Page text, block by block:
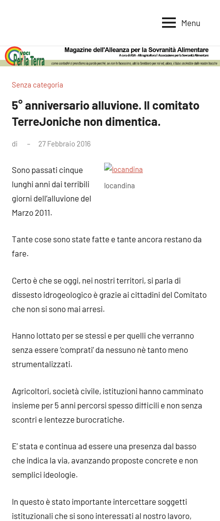
per
la
Terra
per
la
Alimentare
Menu
Senza categoria
5° anniversario alluvione. Il comitato
TerreJoniche non dimentica.
di 27 Febbraio 2016
locandina
Sono passati cinque
lunghi anni dai terribili
giorni dell’alluvione del
Marzo 2011.
Tante cose sono state fatte e tante ancora restano da
fare.
Certo è che se oggi, nei nostri territori, si parla di
dissesto idrogeologico è grazie ai cittadini del Comitato
che non si sono mai arresi.
Hanno lottato per se stessi e per quelli che verranno
senza essere ‘comprati’ da nessuno nè tanto meno
strumentalizzati.
Agricoltori, società civile, istituzioni hanno camminato
insieme per 5 anni percorsi spesso difficili e non senza
scontri e lentezze burocratiche.
E’ stata e continua ad essere una presenza dal basso
che indica la via, avanzando proposte concrete e non
semplici ideologie.
In questo è stato importante intercettare soggetti
istituzionali che si sono interessati al nostro lavoro,